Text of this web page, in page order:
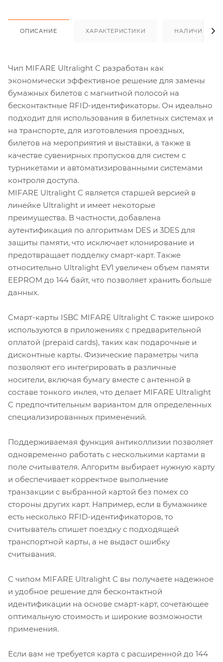
ОПИСАНИЕ ХАРАКТЕРИСТИКИ НАЛИЧИЕ
Чип MIFARE Ultralight C разработан как
экономически эффективное решение для замены
бумажных билетов с магнитной полосой на
бесконтактные RFID-идентификаторы. Он идеально
подходит для использования в билетных системах и
на транспорте, для изготовления проездных,
билетов на мероприятия и выставки, а также в
качестве сувенирных пропусков для систем с
турникетами и автоматизированными системами
контроля доступа.
MIFARE Ultralight C является старшей версией в
линейке Ultralight и имеет некоторые
преимущества. В частности, добавлена
аутентификация по алгоритмам DES и 3DES для
защиты памяти, что исключает клонирование и
предотвращает подделку смарт-карт. Также
относительно Ultralight EV1 увеличен объем памяти
EEPROM до 144 байт, что позволяет хранить больше
данных.
Смарт-карты ISBC MIFARE Ultralight C также широко
используются в приложениях с предварительной
оплатой (prepaid cards), таких как подарочные и
дисконтные карты. Физические параметры чипа
позволяют его интегрировать в различные
носители, включая бумагу вместе с антенной в
составе тонкого инлея, что делает MIFARE Ultralight
C предпочтительным вариантом для определенных
специализированных применений.
Поддерживаемая функция антиколлизии позволяет
одновременно работать с несколькими картами в
поле считывателя. Алгоритм выбирает нужную карту
и обеспечивает корректное выполнение
транзакции с выбранной картой без помех со
стороны других карт. Например, если в бумажнике
есть несколько RFID-идентификаторов, то
считыватель спишет поездку с подходящей
транспортной карты, а не выдаст ошибку
считывания.
С чипом MIFARE Ultralight C вы получаете надежное
и удобное решение для бесконтактной
идентификации на основе смарт-карт, сочетающее
оптимальную стоимость и широкие возможности
применения.
Если вам не требуется карта с расширенной до 144